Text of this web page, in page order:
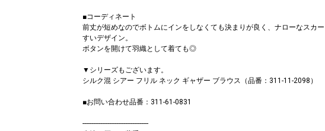
■コーディネート
前丈が短めなのでボトムにインをしなくても決まりが良く、ナローなス
すいデザイン。
ボタンを開けて羽織として着ても◎
▼シリーズもございます。
シルク混 シアー フリル ネック ギャザー ブラウス（品番：311-11-2098）
■お問い合わせ品番：311-61-0831
-------------------------------------